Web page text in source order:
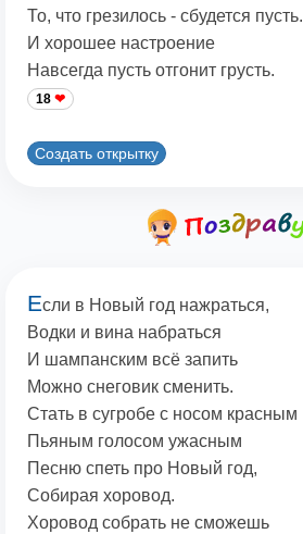
То, что грезилось - сбудется пусть.
И хорошее настроение
Навсегда пусть отгонит грусть.
18
Создать открытку
Если в Новый год нажраться,
Водки и вина набраться
И шампанским всё запить
Можно снеговик сменить.
Стать в сугробе с носом красным
Пьяным голосом ужасным
Песню спеть про Новый год,
Собирая хоровод.
Хоровод собрать не сможешь